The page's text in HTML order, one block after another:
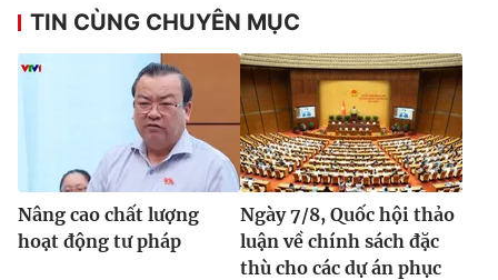
TIN CÙNG CHUYÊN MỤC
Nâng cao chất lượng
hoạt động tư pháp
Ngày 7/8, Quốc hội thảo
luận về chính sách đặc
thù cho các dự án phục